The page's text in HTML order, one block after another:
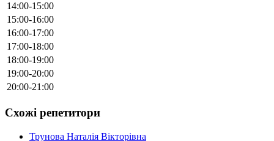
14:00-15:00
15:00-16:00
16:00-17:00
17:00-18:00
18:00-19:00
19:00-20:00
20:00-21:00
Схожі репетитори
Трунова Наталія Вікторівна